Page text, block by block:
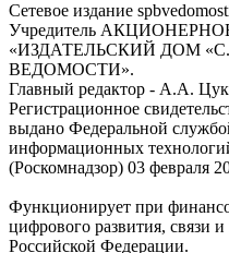
Сетевое издание
Учредитель
«ИЗДАТЕЛЬСКИЙ ДОМ
ВЕДОМОСТИ».
Главный редактор - А.А.
Регистрационное
выдано Федеральной
информационных
(Роскомнадзор) 03 февраля
Функционирует при
цифрового развития, связи
Российской Федерации.